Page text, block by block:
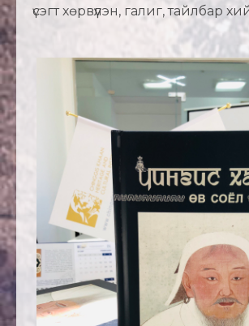
үсэгт хөрвүүлэн, галиг, тайлбар